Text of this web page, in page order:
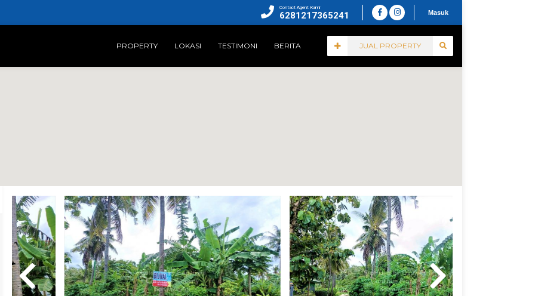
Contact Agent Kami
6281217365241 Masuk
JUAL PROPERTY
PROPERTY LOKASI TESTIMONI BERITA